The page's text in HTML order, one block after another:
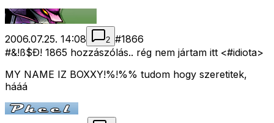
2006.07.25. 14:08 2 #1866
#&!ß$Ð! 1865 hozzászólás.. rég nem jártam itt <#idiota>
MY NAME IZ BOXXY!%!%% tudom hogy szeretitek,
hááá